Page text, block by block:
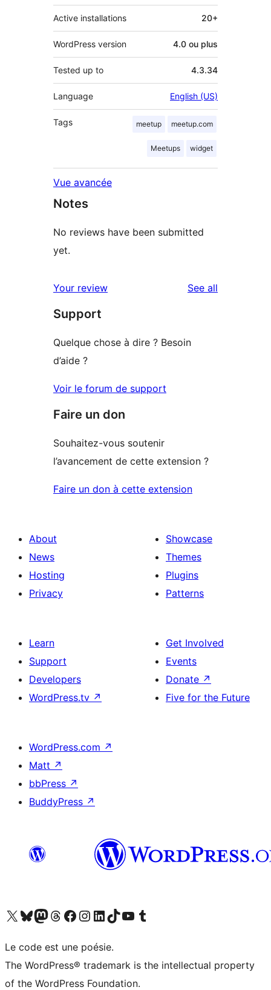
Active installations 20+
WordPress version 4.0 ou plus
Tested up to 4.3.34
Language English (US)
Tags meetup meetup.com
Meetups widget
Vue avancée
Notes
No reviews have been submitted
yet.
Your review See all
Support
Quelque chose à dire ? Besoin
d’aide ?
Voir le forum de support
Faire un don
Souhaitez-vous soutenir
l’avancement de cette extension ?
Faire un don à cette extension
About
News
Hosting
Privacy
Showcase
Themes
Plugins
Patterns
Learn
Support
Developers
WordPress.tv ↗
Get Involved
Events
Donate ↗
Five for the Future
WordPress.com ↗
Matt ↗
bbPress ↗
BuddyPress ↗
Visit our X (formerly Twitter) account
Visitez notre compte Bluesky
Visit our Mastodon account
Visitez notre compte Threads
Visit our Facebook page
Visit our Instagram account
Visit our LinkedIn account
Visitez notre compte TikTok
Visit our YouTube channel
Visitez notre compte Tumblr
Le code est une poésie.
The WordPress® trademark is the intellectual property
of the WordPress Foundation.